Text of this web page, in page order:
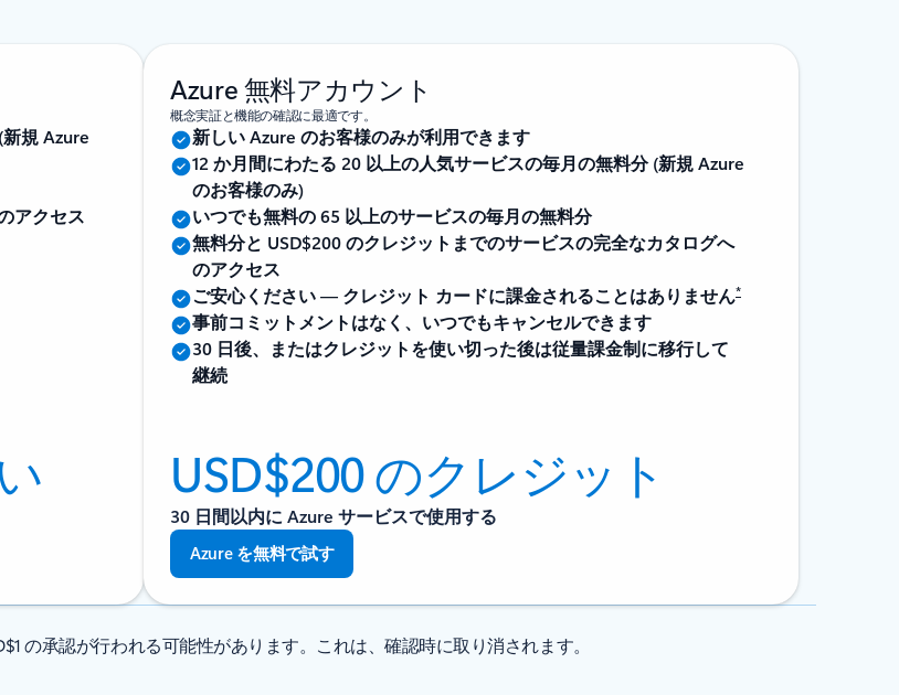
規 Azure
アクセス
Azure 無料アカウント
概念実証と機能の確認に最適です。
新しい Azure のお客様のみが利用できます
12 か月間にわたる 20 以上の人気サービスの毎月の無料分 (新規 Azure
のお客様のみ)
いつでも無料の 65 以上のサービスの毎月の無料分
無料分と USD$200 のクレジットまでのサービスの完全なカタログへ
のアクセス
ご安心ください — クレジット カードに課金されることはありません*
事前コミットメントはなく、いつでもキャンセルできます
30 日後、またはクレジットを使い切った後は従量課金制に移行して
継続
USD$200 のクレジット
30 日間以内に Azure サービスで使用する
Azure を無料で試す
の承認が行われる可能性があります。これは、確認時に取り消されます。